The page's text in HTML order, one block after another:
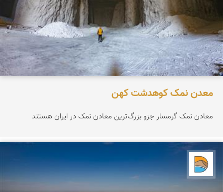
معدن نمک کوهدشت کهن
معادن نمک گرمسار جزو بزرگ‌ترین معادن نمک در ایران هستند